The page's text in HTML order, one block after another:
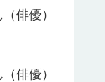
俳優）
俳優）